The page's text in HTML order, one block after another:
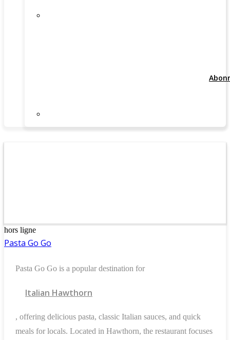
hors ligne
Pasta Go Go
Pasta Go Go is a popular destination for
Italian Hawthorn
, offering delicious pasta, classic Italian sauces, and quick
meals for locals. Located in Hawthorn, the restaurant focuses